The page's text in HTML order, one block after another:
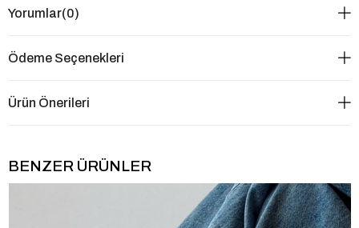
Yorumlar(0)
Ödeme Seçenekleri
Ürün Önerileri
BENZER ÜRÜNLER